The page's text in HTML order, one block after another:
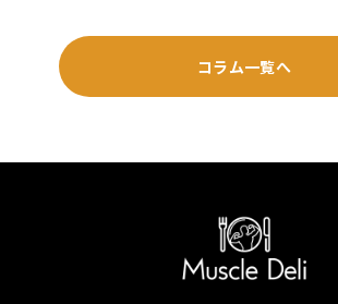
コラム一覧へ